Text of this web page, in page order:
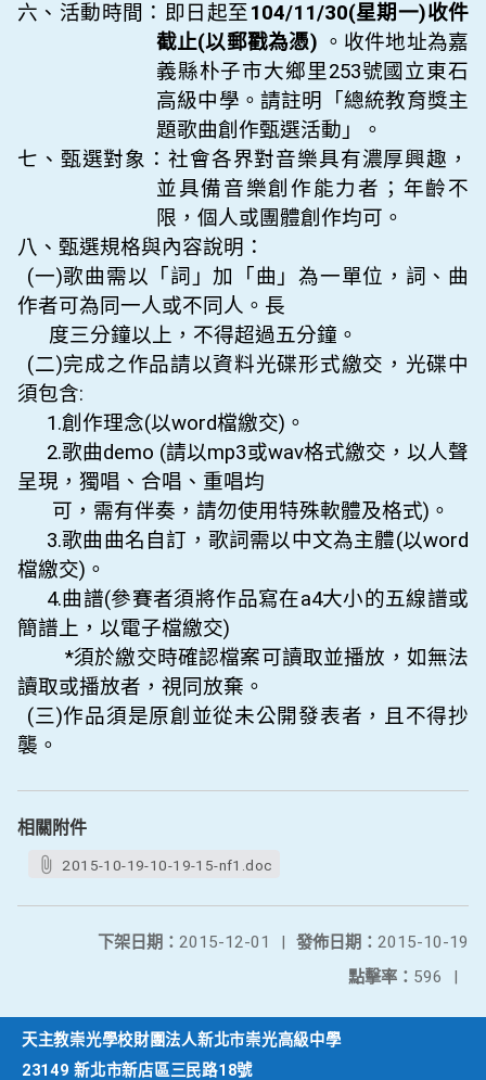
六、活動時間：即日起至104/11/30(星期一)收件
截止(以郵戳為憑) 。收件地址為嘉
義縣朴子市大鄉里253號國立東石
高級中學。請註明「總統教育獎主
題歌曲創作甄選活動」。
七、甄選對象：社會各界對音樂具有濃厚興趣，
並具備音樂創作能力者；年齡不
限，個人或團體創作均可。
八、甄選規格與內容說明：
(一)歌曲需以「詞」加「曲」為一單位，詞、曲
作者可為同一人或不同人。長
度三分鐘以上，不得超過五分鐘。
(二)完成之作品請以資料光碟形式繳交，光碟中
須包含:
1.創作理念(以word檔繳交)。
2.歌曲demo (請以mp3或wav格式繳交，以人聲
呈現，獨唱、合唱、重唱均
可，需有伴奏，請勿使用特殊軟體及格式)。
3.歌曲曲名自訂，歌詞需以中文為主體(以word
檔繳交)。
4.曲譜(參賽者須將作品寫在a4大小的五線譜或
簡譜上，以電子檔繳交)
*須於繳交時確認檔案可讀取並播放，如無法
讀取或播放者，視同放棄。
(三)作品須是原創並從未公開發表者，且不得抄
襲。
相關附件
2015-10-19-10-19-15-nf1.doc
發佈日期： 2015-10-19
下架日期： 2015-12-01
|
點擊率： 596 |
天主教崇光學校財團法人新北市崇光高級中學
23149 新北市新店區三民路18號